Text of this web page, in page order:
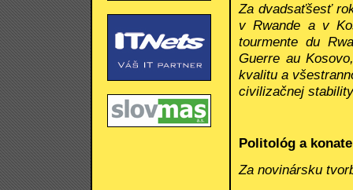
Za dvadsaťšesť
v Rwande a v
tourmente du
Guerre au
kvalitu a
civilizačnej
Politológ a
Za novinársku